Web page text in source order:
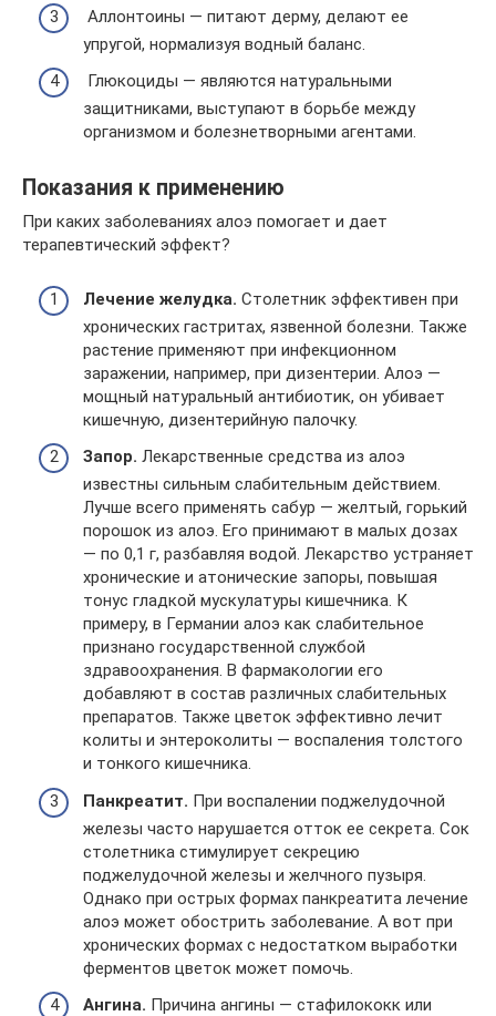
Аллонтоины — питают дерму, делают ее
упругой, нормализуя водный баланс.
Глюкоциды — являются натуральными
защитниками, выступают в борьбе между
организмом и болезнетворными агентами.
Показания к применению
При каких заболеваниях алоэ помогает и дает
терапевтический эффект?
Лечение желудка. Столетник эффективен при
хронических гастритах, язвенной болезни. Также
растение применяют при инфекционном
заражении, например, при дизентерии. Алоэ —
мощный натуральный антибиотик, он убивает
кишечную, дизентерийную палочку.
Запор. Лекарственные средства из алоэ
известны сильным слабительным действием.
Лучше всего применять сабур — желтый, горький
порошок из алоэ. Его принимают в малых дозах
— по 0,1 г, разбавляя водой. Лекарство устраняет
хронические и атонические запоры, повышая
тонус гладкой мускулатуры кишечника. К
примеру, в Германии алоэ как слабительное
признано государственной службой
здравоохранения. В фармакологии его
добавляют в состав различных слабительных
препаратов. Также цветок эффективно лечит
колиты и энтероколиты — воспаления толстого
и тонкого кишечника.
Панкреатит. При воспалении поджелудочной
железы часто нарушается отток ее секрета. Сок
столетника стимулирует секрецию
поджелудочной железы и желчного пузыря.
Однако при острых формах панкреатита лечение
алоэ может обострить заболевание. А вот при
хронических формах с недостатком выработки
ферментов цветок может помочь.
Ангина. Причина ангины — стафилококк или